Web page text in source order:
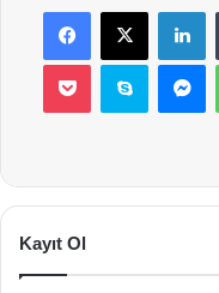
Facebook
X
Pocket Skype
Kayıt Ol